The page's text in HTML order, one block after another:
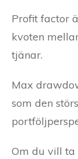
Profit factor
kvoten
tjänar.
Max
som den
Om du vill